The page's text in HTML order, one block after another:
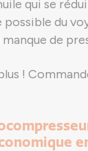
qui se
du
de
!